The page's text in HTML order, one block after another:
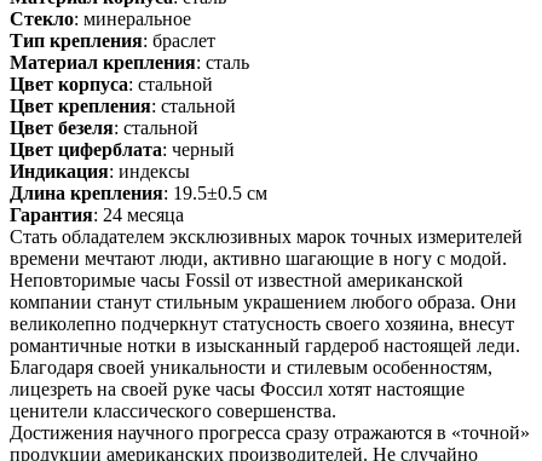
Стекло: минеральное
Тип крепления: браслет
Материал крепления: сталь
Цвет корпуса: стальной
Цвет крепления: стальной
Цвет безеля: стальной
Цвет циферблата: черный
Индикация: индексы
Длина крепления: 19.5±0.5 см
Гарантия: 24 месяца
Стать обладателем эксклюзивных марок точных измерителей
времени мечтают люди, активно шагающие в ногу с модой.
Неповторимые часы Fossil от известной американской
компании станут стильным украшением любого образа. Они
великолепно подчеркнут статусность своего хозяина, внесут
романтичные нотки в изысканный гардероб настоящей леди.
Благодаря своей уникальности и стилевым особенностям,
лицезреть на своей руке часы Фоссил хотят настоящие
ценители классического совершенства.
Достижения научного прогресса сразу отражаются в «точной»
продукции американских производителей. Не случайно